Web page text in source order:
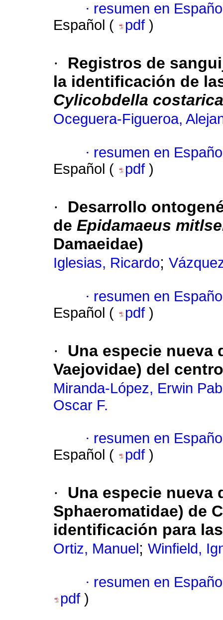
· resumen en
Español (
pdf )
·
Registros de
la identificación de
Cylicobdella
Oceguera-Figueroa,
· resumen en
Español (
pdf )
·
Desarrollo
de Epidamaeus
Damaeidae)
Iglesias, Ricardo;
· resumen en
Español (
pdf )
·
Una especie nueva
Vaejovidae) del
Miranda-López, Erwin
Oscar F.
· resumen en
Español (
pdf )
·
Una especie
Sphaeromatidae) de
identificación para
Ortiz, Manuel ; Winfield,
· resumen en
pdf )